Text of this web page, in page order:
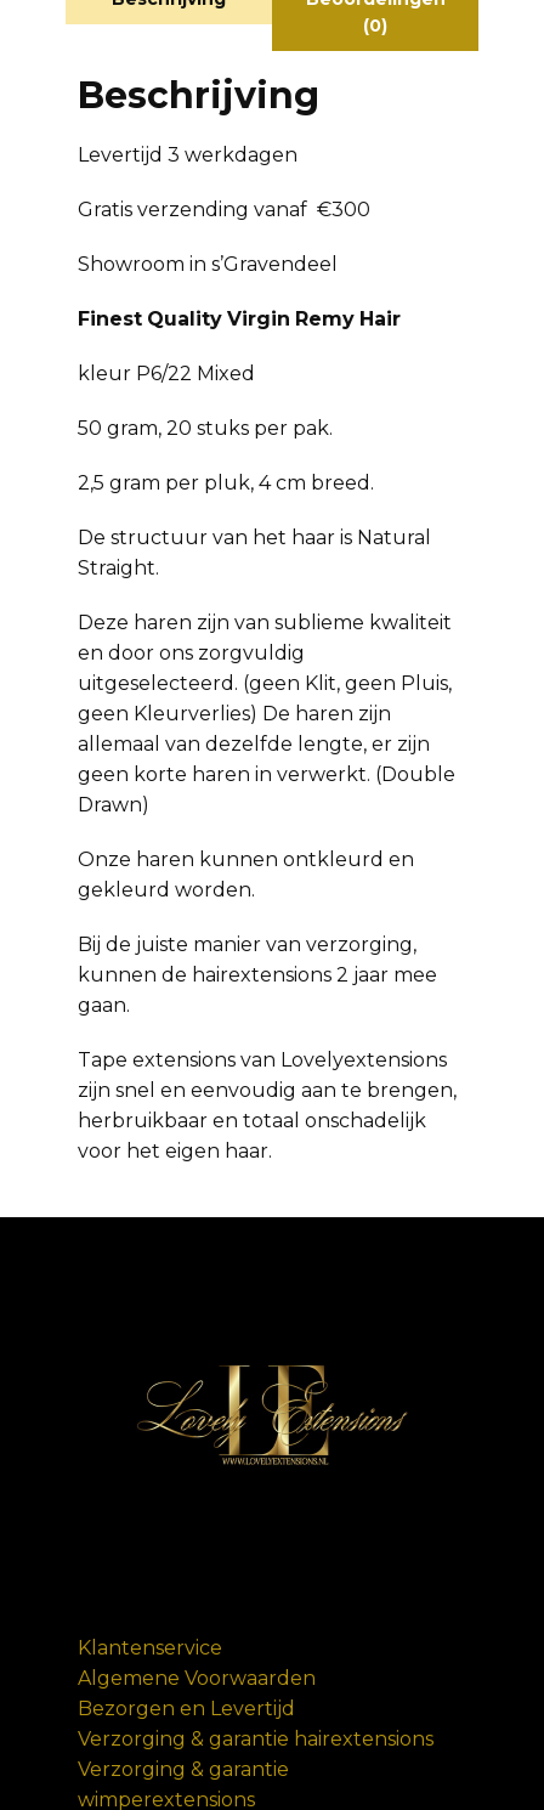
(0)
Beschrijving
Levertijd 3 werkdagen
Gratis verzending vanaf €300
Showroom in s’Gravendeel
Finest Quality Virgin Remy Hair
kleur P6/22 Mixed
50 gram, 20 stuks per pak.
2,5 gram per pluk, 4 cm breed.
De structuur van het haar is Natural
Straight.
Deze haren zijn van sublieme kwaliteit
en door ons zorgvuldig
uitgeselecteerd. (geen Klit, geen Pluis,
geen Kleurverlies) De haren zijn
allemaal van dezelfde lengte, er zijn
geen korte haren in verwerkt. (Double
Drawn)
Onze haren kunnen ontkleurd en
gekleurd worden.
Bij de juiste manier van verzorging,
kunnen de hairextensions 2 jaar mee
gaan.
Tape extensions van Lovelyextensions
zijn snel en eenvoudig aan te brengen,
herbruikbaar en totaal onschadelijk
voor het eigen haar.
Klantenservice
Algemene Voorwaarden
Bezorgen en Levertijd
Verzorging & garantie hairextensions
Verzorging & garantie
wimperextensions